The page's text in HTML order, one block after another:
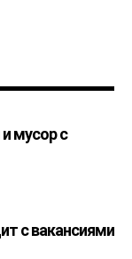
мусор с
с вакансиями